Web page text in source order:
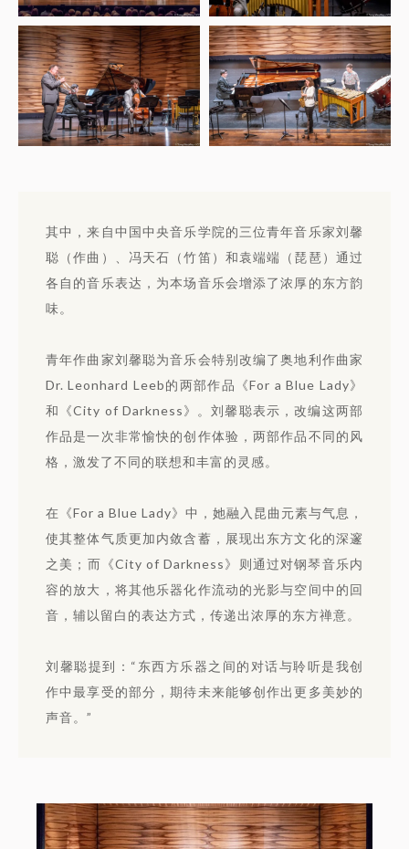
其中，来自中国中央音乐学院的三位青年音乐家刘馨
聪（作曲）、冯天石（竹笛）和袁端端（琵琶）通过
各自的音乐表达，为本场音乐会增添了浓厚的东方韵
味。
青年作曲家刘馨聪为音乐会特别改编了奥地利作曲家
Dr. Leonhard Leeb的两部作品《For a Blue Lady》
和《City of Darkness》。刘馨聪表示，改编这两部
作品是一次非常愉快的创作体验，两部作品不同的风
格，激发了不同的联想和丰富的灵感。
在《For a Blue Lady》中，她融入昆曲元素与气息，
使其整体气质更加内敛含蓄，展现出东方文化的深邃
之美；而《City of Darkness》则通过对钢琴音乐内
容的放大，将其他乐器化作流动的光影与空间中的回
音，辅以留白的表达方式，传递出浓厚的东方禅意。
刘馨聪提到：“东西方乐器之间的对话与聆听是我创
作中最享受的部分，期待未来能够创作出更多美妙的
声音。”